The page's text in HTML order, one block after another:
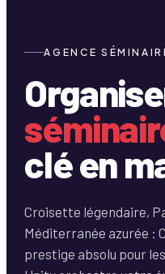
AGENCE
clé en
Croisette légendaire,
Méditerranée azurée :
prestige absolu pour